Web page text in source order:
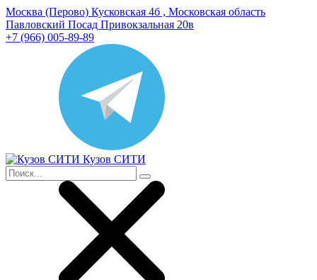
Москва (Перово) Кусковская 4б , Московская область
Павловский Посад Привокзальная 20в
+7 (966) 005-89-89
Кузов СИТИ